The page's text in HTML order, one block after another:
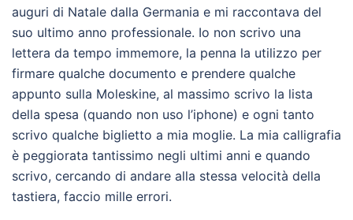
auguri di Natale dalla Germania e mi raccontava del
suo ultimo anno professionale. Io non scrivo una
lettera da tempo immemore, la penna la utilizzo per
firmare qualche documento e prendere qualche
appunto sulla Moleskine, al massimo scrivo la lista
della spesa (quando non uso l’iphone) e ogni tanto
scrivo qualche biglietto a mia moglie. La mia calligrafia
è peggiorata tantissimo negli ultimi anni e quando
scrivo, cercando di andare alla stessa velocità della
tastiera, faccio mille errori.